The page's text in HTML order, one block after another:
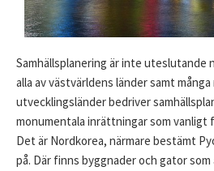
Samhällsplanering är inte uteslutande
alla av västvärldens länder samt
utvecklingsländer bedriver
monumentala inrättningar som
Det är Nordkorea, närmare bestämt
på. Där finns byggnader och gator